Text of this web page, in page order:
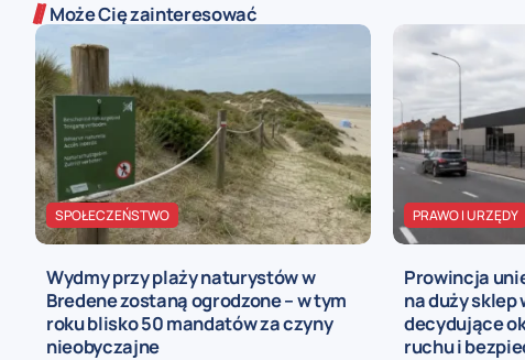
Może Cię zainteresować
SPOŁECZEŃSTWO
Wydmy przy plaży naturystów w
Bredene zostaną ogrodzone – w tym
roku blisko 50 mandatów za czyny
nieobyczajne
PRAWO I URZĘDY
Prowincja
na duży sklep
decydujące
ruchu i